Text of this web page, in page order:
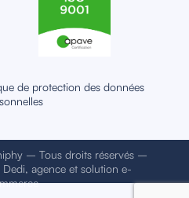
de protection des données
– Tous droits réservés –
Dedi, agence et solution e-